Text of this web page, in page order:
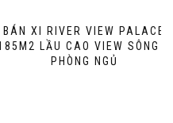
BÁN XI RIVER VIEW PALACE
LẦU CAO VIEW SÔNG 3
PHÒNG NGỦ